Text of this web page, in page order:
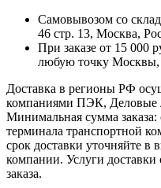
Самовывозом со
46 стр. 13, Москва,
При заказе от 15 000
любую точку
Доставка в регионы РФ
компаниями ПЭК,
Минимальная сумма заказа:
терминала транспортной
срок доставки уточняйте в
компании. Услуги
заказа.